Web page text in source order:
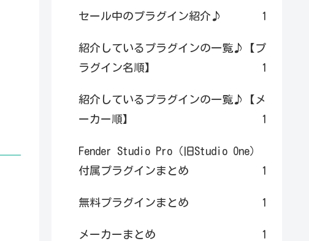
セール中のプラグイン紹介♪ 1
紹介しているプラグインの一覧♪【プ
ラグイン名順】
1
紹介しているプラグインの一覧♪【メ
ーカー順】
1
Fender Studio Pro（旧Studio One）
付属プラグインまとめ
1
無料プラグインまとめ 1
メーカーまとめ 1